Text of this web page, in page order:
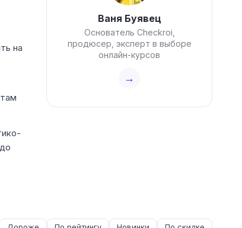
на
Ваня Буявец
Основатель Checkroi,
продюсер, эксперт в выборе
онлайн-курсов
→